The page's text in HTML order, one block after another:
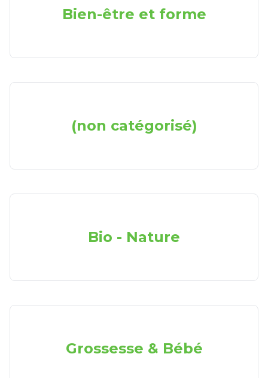
Bien-être et forme
(non catégorisé)
Bio - Nature
Grossesse & Bébé